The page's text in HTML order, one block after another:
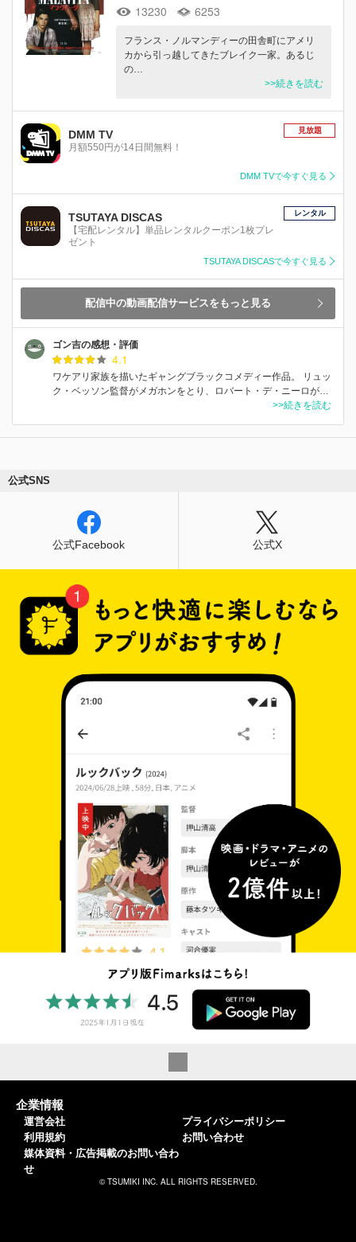
13230 6253
フランス・ノルマンディーの田舎町にアメリ
カから引っ越してきたブレイク一家。あるじ
の…
>>続きを読む
DMM TV
月額550円が14日間無料！
見放題
DMM TVで今すぐ見る
TSUTAYA DISCAS
【宅配レンタル】単品レンタルクーポン1枚プレ
ゼント
レンタル
TSUTAYA DISCASで今すぐ見る
配信中の動画配信サービスをもっと見る
ゴン吉の感想・評価
4.1
ワケアリ家族を描いたギャングブラックコメディー作品。 リュッ
ク・ベッソン監督がメガホンをとり、ロバート・デ・ニーロが…
>>続きを読む
公式SNS
公式Facebook 公式X
企業情報
運営会社
利用規約
媒体資料・広告掲載のお問い合わ
せ
プライバシーポリシー
お問い合わせ
© TSUMIKI INC. ALL RIGHTS RESERVED.